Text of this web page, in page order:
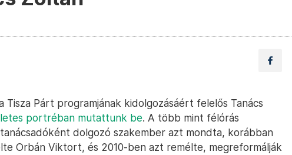
Tisza Párt programjának kidolgozásáért felelős Tanács
portréban mutattunk be. A több mint félórás
dolgozó szakember azt mondta, korábban
Orbán Viktort, és 2010-ben azt remélte, megreformálják